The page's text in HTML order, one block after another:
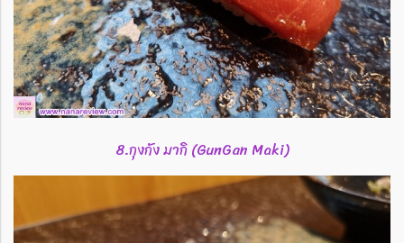
8.กุงกัง มากิ (GunGan Maki)